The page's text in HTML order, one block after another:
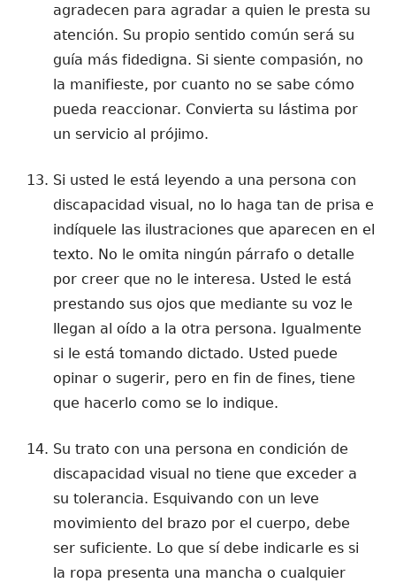
agradecen para agradar a quien le presta su
atención. Su propio sentido común será su
guía más fidedigna. Si siente compasión, no
la manifieste, por cuanto no se sabe cómo
pueda reaccionar. Convierta su lástima por
un servicio al prójimo.
Si usted le está leyendo a una persona con
discapacidad visual, no lo haga tan de prisa e
indíquele las ilustraciones que aparecen en el
texto. No le omita ningún párrafo o detalle
por creer que no le interesa. Usted le está
prestando sus ojos que mediante su voz le
llegan al oído a la otra persona. Igualmente
si le está tomando dictado. Usted puede
opinar o sugerir, pero en fin de fines, tiene
que hacerlo como se lo indique.
Su trato con una persona en condición de
discapacidad visual no tiene que exceder a
su tolerancia. Esquivando con un leve
movimiento del brazo por el cuerpo, debe
ser suficiente. Lo que sí debe indicarle es si
la ropa presenta una mancha o cualquier